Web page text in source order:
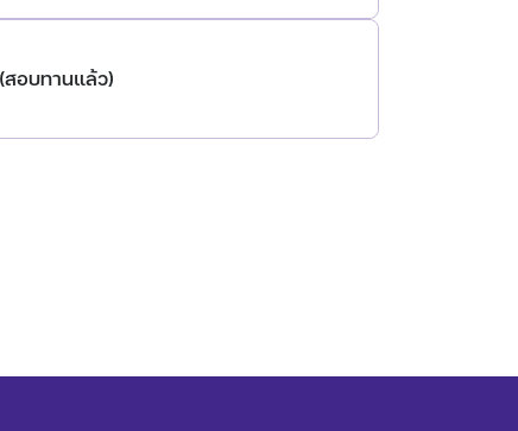
สอบทานแล้ว)